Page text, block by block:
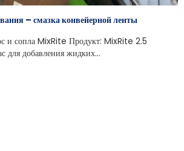
– смазка конвейерной ленты
и сопла MixRite Продукт: MixRite 2.5
для добавления жидких...